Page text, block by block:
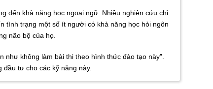
đến khả năng học ngoại ngữ. Nhiều nghiên cứu chỉ
tình trạng một số ít người có khả năng học hỏi ngôn
não bộ của họ.
không làm bài thi theo hình thức đào tạo này”.
tư cho các kỹ năng này.